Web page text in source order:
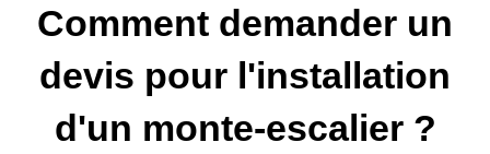
Comment demander un
devis pour l'installation
d'un monte-escalier ?